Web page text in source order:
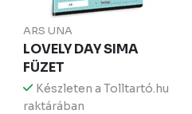
ARS UNA
LOVELY DAY SIMA
FÜZET
Készleten a Tolltartó.hu
raktárában